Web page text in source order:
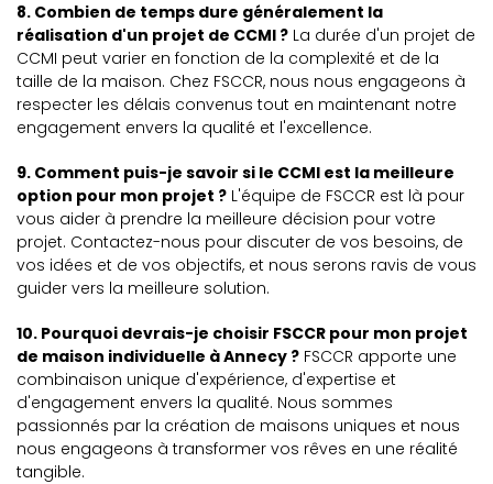
8. Combien de temps dure généralement la
réalisation d'un projet de CCMI ? La durée d'un projet de
CCMI peut varier en fonction de la complexité et de la
taille de la maison. Chez FSCCR, nous nous engageons à
respecter les délais convenus tout en maintenant notre
engagement envers la qualité et l'excellence.
9. Comment puis-je savoir si le CCMI est la meilleure
option pour mon projet ? L'équipe de FSCCR est là pour
vous aider à prendre la meilleure décision pour votre
projet. Contactez-nous pour discuter de vos besoins, de
vos idées et de vos objectifs, et nous serons ravis de vous
guider vers la meilleure solution.
10. Pourquoi devrais-je choisir FSCCR pour mon projet
de maison individuelle à Annecy ? FSCCR apporte une
combinaison unique d'expérience, d'expertise et
d'engagement envers la qualité. Nous sommes
passionnés par la création de maisons uniques et nous
nous engageons à transformer vos rêves en une réalité
tangible.